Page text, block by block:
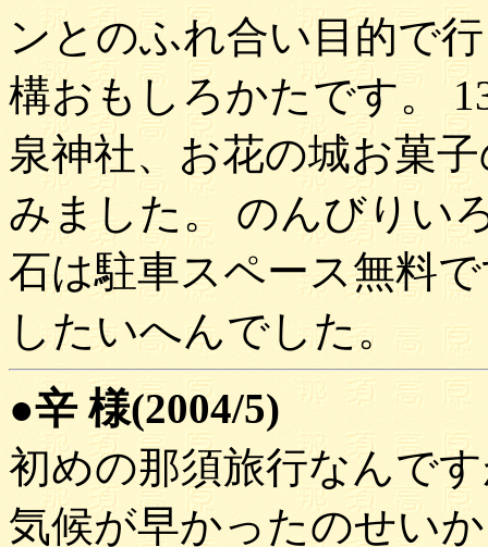
ンとのふれ合い目的で
構おもしろかたです。
泉神社、お花の城お菓
みました。 のんびりい
石は駐車スペース無料
したいへんでした。
●辛 様(2004/5)
初めの那須旅行なんで
気候が早かったのせい